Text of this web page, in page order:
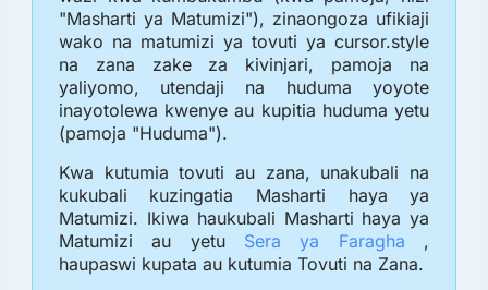
"Masharti ya Matumizi"), zinaongoza ufikiaji
wako na matumizi ya tovuti ya cursor.style
na zana zake za kivinjari, pamoja na
yaliyomo, utendaji na huduma yoyote
inayotolewa kwenye au kupitia huduma yetu
(pamoja "Huduma").
Kwa kutumia tovuti au zana, unakubali na
kukubali kuzingatia Masharti haya ya
Matumizi. Ikiwa haukubali Masharti haya ya
Matumizi au yetu Sera ya Faragha ,
haupaswi kupata au kutumia Tovuti na Zana.